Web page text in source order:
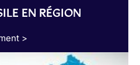
EN RÉGION
>